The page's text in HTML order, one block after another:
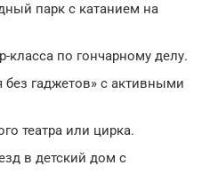
парк с катанием на
класса по гончарному делу.
без гаджетов» с активными
театра или цирка.
в детский дом с